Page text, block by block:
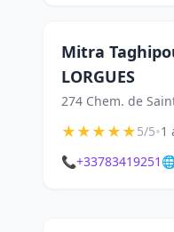
Mitra
LORGUES
274 Chem. de
★★★★★5/5•1
📞+33783419251